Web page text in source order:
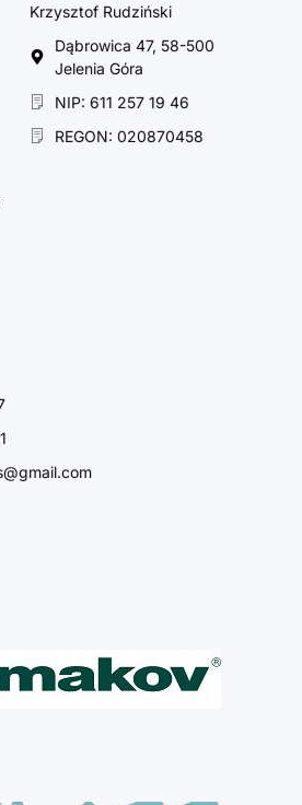
Krzysztof Rudziński
Dąbrowica 47, 58-500
Jelenia Góra
NIP: 611 257 19 46
REGON: 020870458